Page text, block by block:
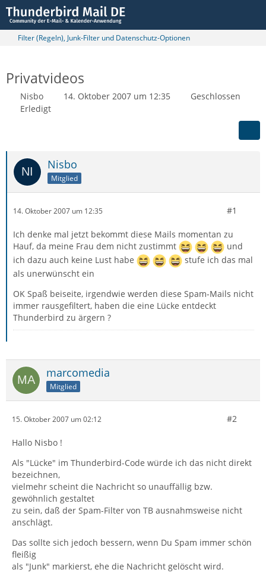
Filter (Regeln), Junk-Filter und Datenschutz-Optionen
Privatvideos
Nisbo 14. Oktober 2007 um 12:35
Geschlossen
Erledigt
Nisbo
Mitglied
14. Oktober 2007 um 12:35 #1
Ich denke mal jetzt bekommt diese Mails momentan zu
Hauf, da meine Frau dem nicht zustimmt
und
ich dazu auch keine Lust habe
stufe ich das mal
als unerwünscht ein
OK Spaß beiseite, irgendwie werden diese Spam-Mails nicht
immer rausgefiltert, haben die eine Lücke entdeckt
Thunderbird zu ärgern ?
marcomedia
Mitglied
15. Oktober 2007 um 02:12 #2
Hallo Nisbo !
Als "Lücke" im Thunderbird-Code würde ich das nicht direkt
bezeichnen,
vielmehr scheint die Nachricht so unauffällig bzw.
gewöhnlich gestaltet
zu sein, daß der Spam-Filter von TB ausnahmsweise nicht
anschlägt.
Das sollte sich jedoch bessern, wenn Du Spam immer schön
fleißig
als "Junk" markierst, ehe die Nachricht gelöscht wird.